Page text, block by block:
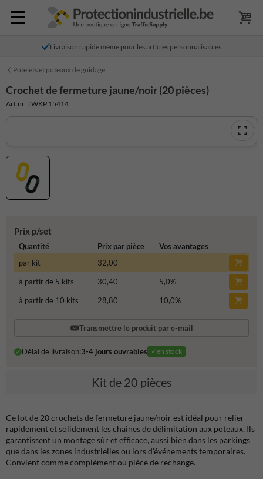
Livraison rapide même pour les articles personnalisables
Potelets et poteaux de guidage
Crochet de fermeture jaune/noir (20 pièces)
Art.nr. TWKP.15414
Prix p/set
Quantité Prix par pièce
Vos avantages
par kit
32,00
à partir de 5 kits
30,40 5,0%
à partir de 10 kits
28,80 10,0%
Transmettre le produit par e-mail
Délai de livraison:3-4 jours ouvrables ✓en stock
Kit de 20 pièces
Ce lot de 20 crochets de fermeture jaune/noir est idéal pour relier
rapidement et solidement les chaînes de délimitation aux poteaux. Ils
garantissent un montage sûr et efficace, aussi bien dans les parkings
que dans les zones industrielles ou lors d'événements temporaires.
Convient comme complément ou pièce de rechange.